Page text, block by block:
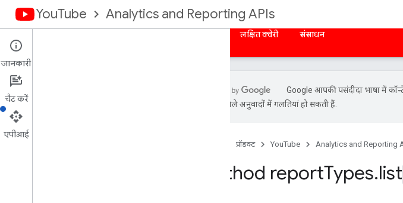
YouTube Analytics and Reporting APIs
लक्षित क्वेरी संसाधन
You
उपलब्ध रिपोर्ट
Google आपकी पसंदीदा भाषा में
एआई से मिले अनुवादों में गलतियां हो सकती हैं.
प्रॉडक्ट YouTube Analytics and Reporting
Method reportTypes.list
जानकारी
चैट करें
एपीआई